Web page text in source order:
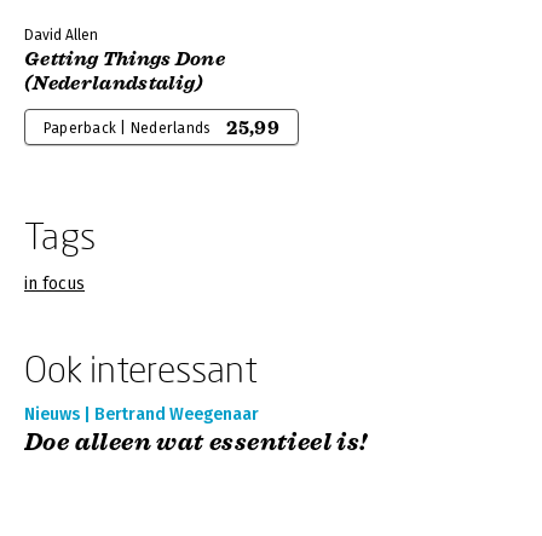
David Allen
Getting Things Done
(Nederlandstalig)
Paperback | Nederlands 25,99
Tags
in focus
Ook interessant
Nieuws | Bertrand Weegenaar
Doe alleen wat essentieel is!